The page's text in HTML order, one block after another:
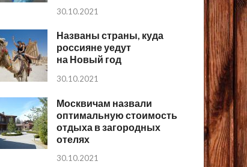
30.10.2021
Названы страны, куда
россияне уедут
на Новый год
30.10.2021
Москвичам назвали
оптимальную стоимость
отдыха в загородных
отелях
30.10.2021